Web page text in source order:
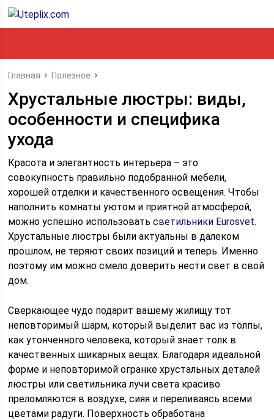
Главная Полезное
Хрустальные люстры: виды,
особенности и специфика
ухода
Красота и элегантность интерьера – это
совокупность правильно подобранной мебели,
хорошей отделки и качественного освещения. Чтобы
наполнить комнаты уютом и приятной атмосферой,
можно успешно использоватьсветильники Eurosvet.
Хрустальные люстры были актуальны в далеком
прошлом, не теряют своих позиций и теперь. Именно
поэтому им можно смело доверить нести свет в свой
дом.
Сверкающее чудо подарит вашему жилищу тот
неповторимый шарм, который выделит вас из толпы,
как утонченного человека, который знает толк в
качественных шикарных вещах. Благодаря идеальной
форме и неповторимой огранке хрустальных деталей
люстры или светильника лучи света красиво
преломляются в воздухе, сияя и переливаясь всеми
цветами радуги. Поверхность обработана